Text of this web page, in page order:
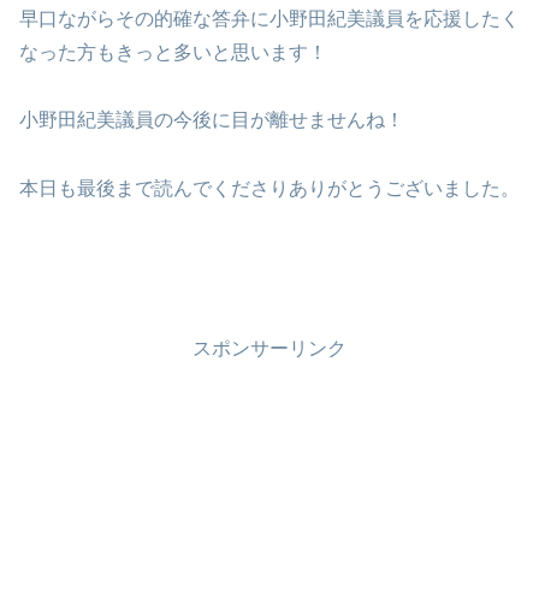
早口ながらその的確な答弁に小野田紀美議員を応援したく
なった方もきっと多いと思います！
小野田紀美議員の今後に目が離せませんね！
本日も最後まで読んでくださりありがとうございました。
スポンサーリンク